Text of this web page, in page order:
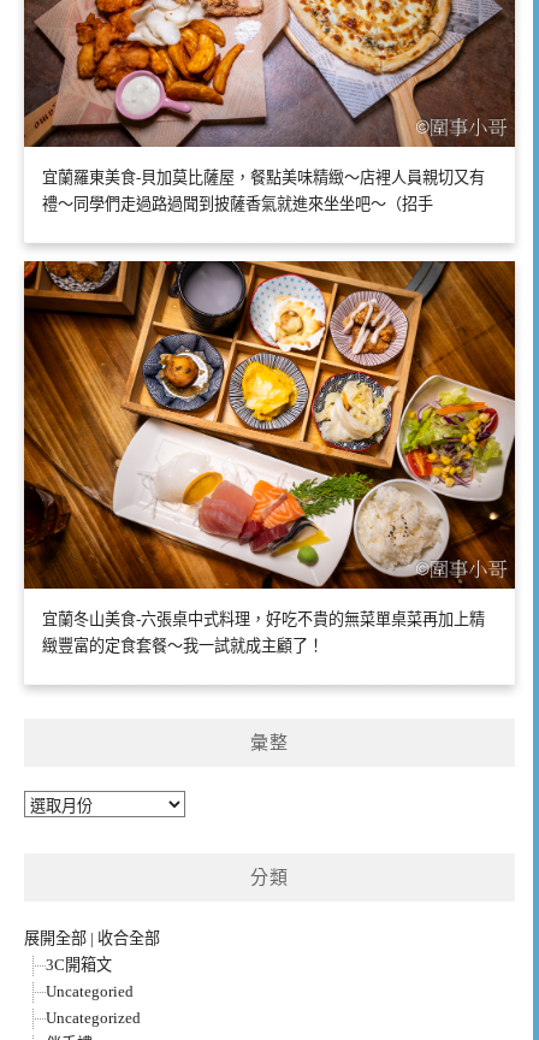
宜蘭羅東美食-貝加莫比薩屋，餐點美味精緻～店裡人員親切又有
禮～同學們走過路過聞到披薩香氣就進來坐坐吧～（招手
宜蘭冬山美食-六張桌中式料理，好吃不貴的無菜單桌菜再加上精
緻豐富的定食套餐～我一試就成主顧了！
彙整
彙
分類
展開全部 | 收合全部
3C開箱文
Uncategoried
Uncategorized